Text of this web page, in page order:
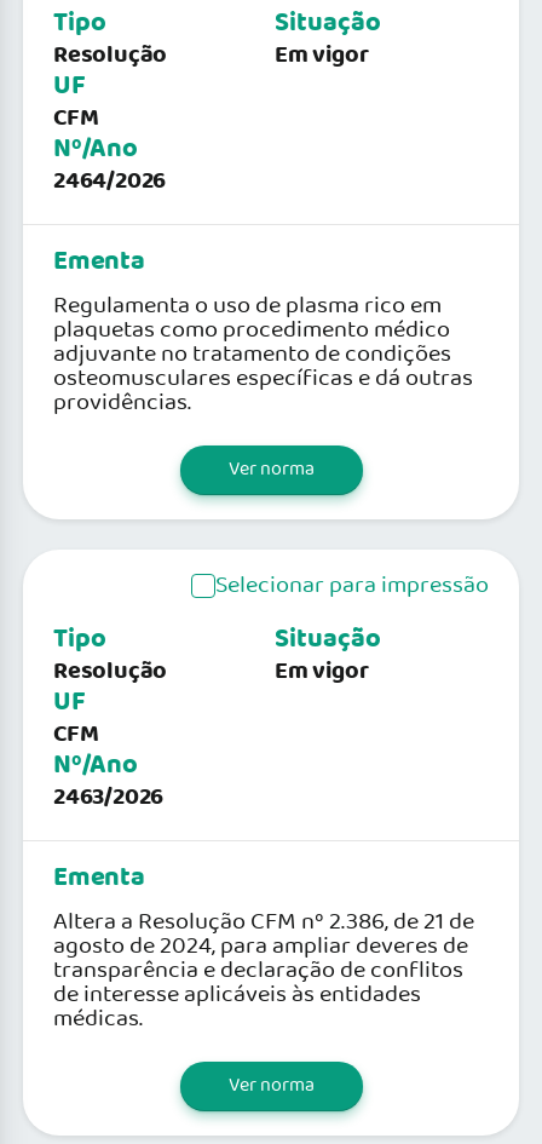
Tipo
Resolução
UF
CFM
Nº/Ano
2464/2026
Situação
Em vigor
Ementa
Regulamenta o uso de plasma rico em
plaquetas como procedimento médico
adjuvante no tratamento de condições
osteomusculares específicas e dá outras
providências.
Ver norma
Selecionar para impressão
Tipo
Resolução
UF
CFM
Nº/Ano
2463/2026
Situação
Em vigor
Ementa
Altera a Resolução CFM nº 2.386, de 21 de
agosto de 2024, para ampliar deveres de
transparência e declaração de conflitos
de interesse aplicáveis às entidades
médicas.
Ver norma